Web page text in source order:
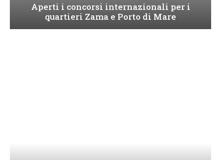
Aperti i concorsi internazionali per i
quartieri Zama e Porto di Mare